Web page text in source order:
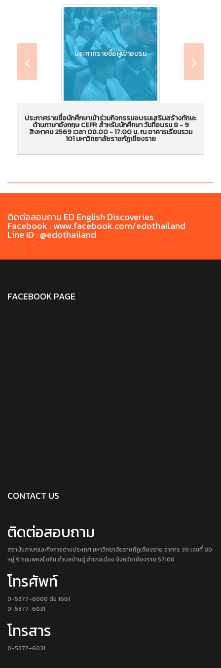
ประกาศรายชื่อผู้เข้าอบรม
ประกาศรายชื่อนักศึกษาเข้าร่วมกิจกรรมอบรมเสริม
สร้างทักษะด้านภาษาอังกฤษ CEFR สำหรับนักศึกษา
วันที่อบรม 8 - 9 สิงหาคม 2569 เวลา 08.00 -
ประกาศรายชื่อนักศึกษาเข้าร่วมกิจกรรมอบรมเสริมสร้างทักษะ
ด้านภาษาอังกฤษ CEFR สำหรับนักศึกษา วันที่อบรม 8 - 9
สิงหาคม 2569 เวลา 08.00 - 17.00 น. ณ อาคารเรียนรวม
101 มหาวิทยาลัยราชภัฏเชียงราย
ติดต่อสอบถาม ED English Discoveries
Facebook : www.facebook.com/edothailand
Line ID : @edothailand
FACEBOOK PAGE
CONTACT US
ติดต่อสอบถาม
สถาบันภาษาและกิจการต่างประเทศ มหาวิทยาลัยราชภัฏเชียงราย อาคาร 39 เลขที่ 80
หมู่ 9 ถนนพหลโยธิน ตำบลบ้านดู่ อำเภอเมือง จังหวัดเชียงราย 57100
โทรศัพท์
0-5377-6000 ต่อ 1661
0-5377-6031
โทรสาร
0-5377-6031